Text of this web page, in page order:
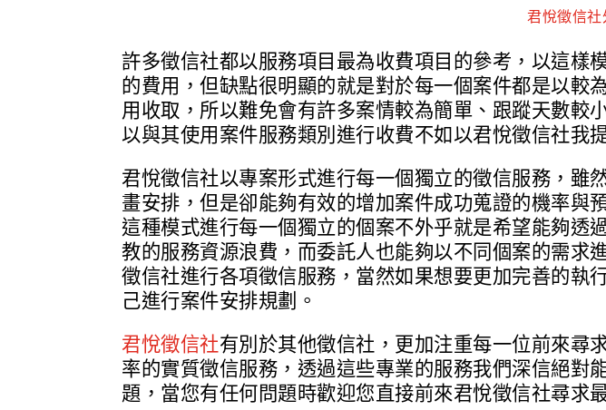
君悅徵信
許多徵信社都以服務項目最為收費項目的參考，以這樣
的費用，但缺點很明顯的就是對於每一個案件都是以較
用收取，所以難免會有許多案情較為簡單、跟蹤天數較
以與其使用案件服務類別進行收費不如以君悅徵信社我
君悅徵信社以專案形式進行每一個獨立的徵信服務，雖
畫安排，但是卻能夠有效的增加案件成功蒐證的機率與
這種模式進行每一個獨立的個案不外乎就是希望能夠透
教的服務資源浪費，而委託人也能夠以不同個案的需求
徵信社進行各項徵信服務，當然如果想要更加完善的執
己進行案件安排規劃。
君悅徵信社有別於其他徵信社，更加注重每一位前來尋
率的實質徵信服務，透過這些專業的服務我們深信絕對
題，當您有任何問題時歡迎您直接前來君悅徵信社尋求